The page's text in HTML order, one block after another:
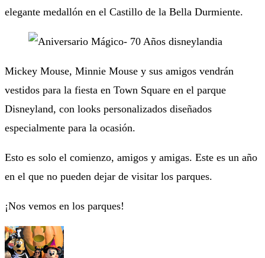
elegante medallón en el Castillo de la Bella Durmiente.
Mickey Mouse, Minnie Mouse y sus amigos vendrán
vestidos para la fiesta en Town Square en el parque
Disneyland, con looks personalizados diseñados
especialmente para la ocasión.
Esto es solo el comienzo, amigos y amigas. Este es un año
en el que no pueden dejar de visitar los parques.
¡Nos vemos en los parques!